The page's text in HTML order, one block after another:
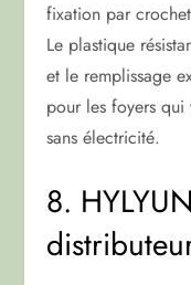
fixation par
Le plastique
et le remplissage
pour les foyers qui
sans électricité.
8.